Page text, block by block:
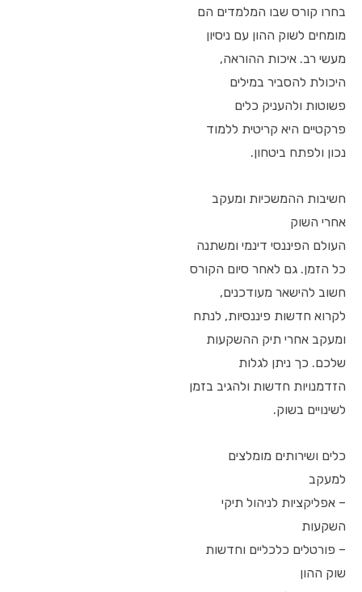
בחרו קורס שבו המלמדים הם
מומחים לשוק ההון עם ניסיון
מעשי רב. איכות ההוראה,
היכולת להסביר במילים
פשוטות ולהעניק כלים
פרקטיים היא קריטית ללמוד
נכון ולפתח ביטחון.
חשיבות ההמשכיות ומעקב
אחרי השוק
העולם הפיננסי דינמי ומשתנה
כל הזמן. גם לאחר סיום הקורס
חשוב להישאר מעודכנים,
לקרוא חדשות פיננסיות, לנתח
ומעקב אחרי תיק ההשקעות
שלכם. כך ניתן לגלות
הזדמנויות חדשות ולהגיב בזמן
לשינויים בשוק.
כלים ושירותים מומלצים
למעקב
– אפליקציות לניהול תיקי
השקעות
– פורטלים כלכליים וחדשות
שוק ההון